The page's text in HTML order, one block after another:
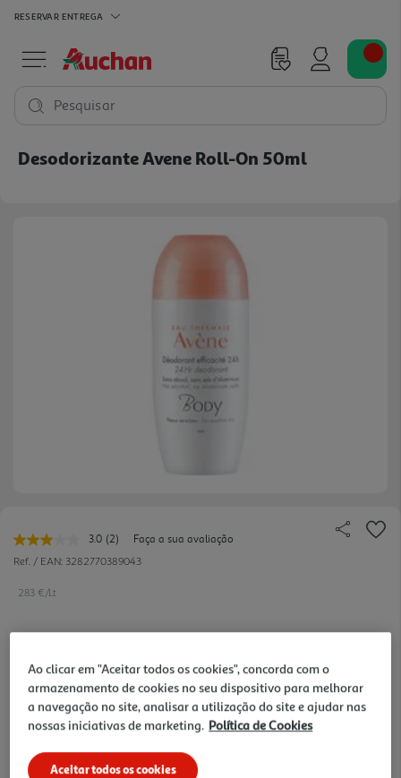
RESERVAR ENTREGA
Pesquisar
Desodorizante Avene Roll-On 50ml
3.0 Leu
2
mesma
(2)
Faça a sua avaliação
Ref. / EAN: 3282770389043
283 €/Lt
14,15 €
Notas de preparação
Ao clicar em "Aceitar todos os cookies", concorda com o
armazenamento de cookies no seu dispositivo para melhorar
a navegação no site, analisar a utilização do site e ajudar nas
nossas iniciativas de marketing. Política de Cookies
Aceitar todos os cookies